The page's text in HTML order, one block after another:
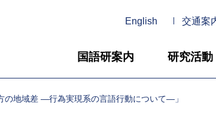
国語研案内 研究活動
English 交通案
の地域差 ―行為実現系の言語行動について―」